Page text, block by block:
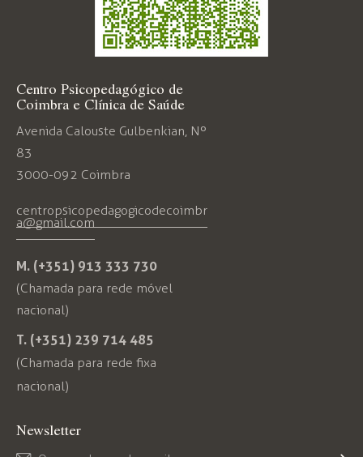
Centro Psicopedagógico de
Coimbra e Clínica de Saúde
Avenida Calouste Gulbenkian, Nº
83
3000-092 Coimbra
centropsicopedagogicodecoimbr
a@gmail.com
M. (+351) 913 333 730
(Chamada para rede móvel
nacional)
T. (+351) 239 714 485
(Chamada para rede fixa
nacional)
Newsletter